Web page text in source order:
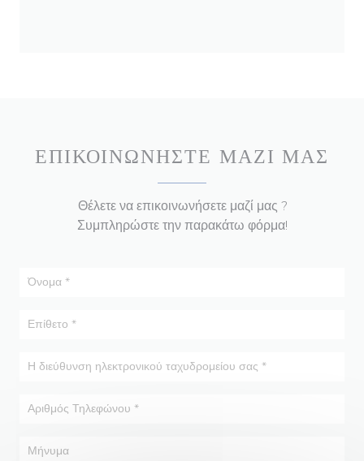
ΕΠΙΚΟΙΝΩΝΉΣΤΕ ΜΑΖΊ ΜΑΣ
Θέλετε να επικοινωνήσετε μαζί μας ?
Συμπληρώστε την παρακάτω φόρμα!